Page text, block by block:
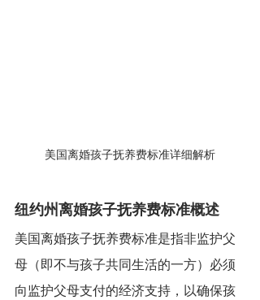
美国离婚孩子抚养费标准详细解析
纽约州离婚孩子抚养费标准概述
美国离婚孩子抚养费标准是指非监护父
母（即不与孩子共同生活的一方）必须
向监护父母支付的经济支持，以确保孩